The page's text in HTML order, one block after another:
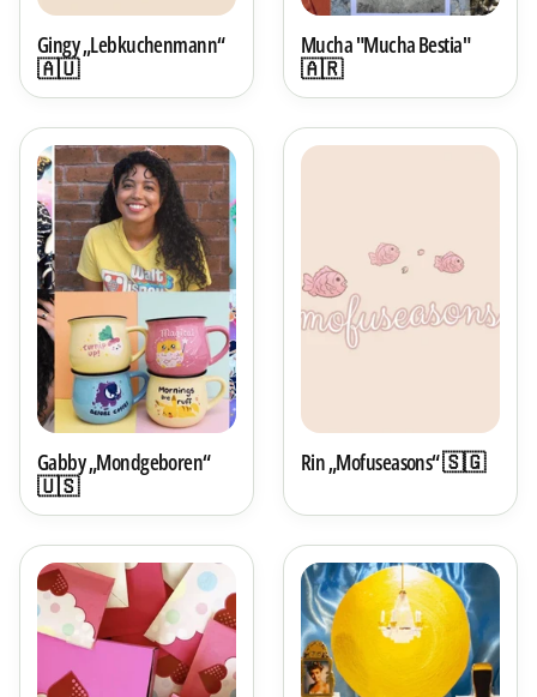
Gingy „Lebkuchenmann“
🇦🇺
Mucha "Mucha Bestia"
🇦🇷
Gabby „Mondgeboren“
🇺🇸
Rin „Mofuseasons“ 🇸🇬